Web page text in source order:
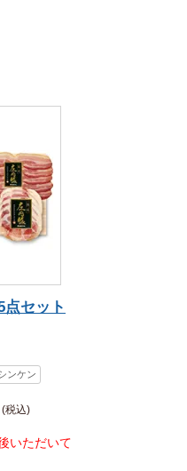
セット
ンケン
税込
いただいて